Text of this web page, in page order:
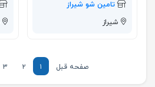
تامین شو شیراز
شیراز
صفحه قبل ۱ ۲ ۳